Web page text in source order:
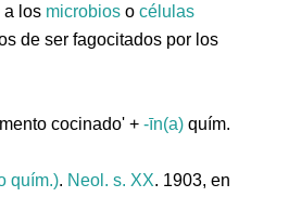
a los microbios océlulas
de ser fagocitados por los
cocinado' +-īn(a) quím.
quím.). Neol. s. XX. 1903, en